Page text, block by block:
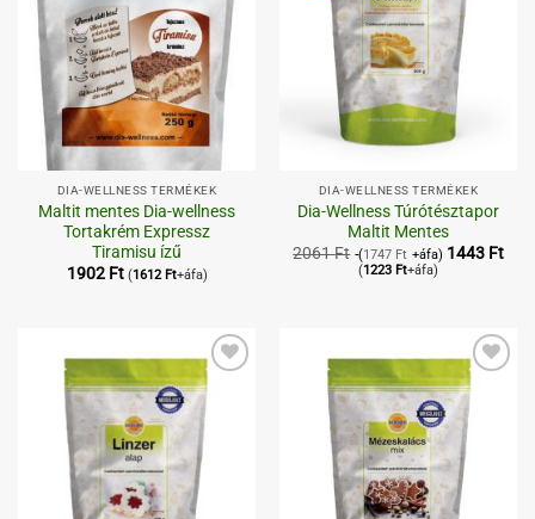
DIA-WELLNESS TERMÉKEK
Maltit mentes Dia-wellness
Tortakrém Expressz
Tiramisu ízű
1902 Ft (1612 Ft+áfa)
DIA-WELLNESS TERMÉKEK
Dia-Wellness Túrótésztapor
Maltit Mentes
2061Ft (1747 Ft +áfa) 1443 Ft
(1223 Ft+áfa)
Kedvenceimhez Kedvenceimhez